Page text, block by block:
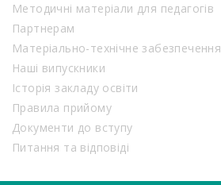
Методичні матеріали для педагогів
Партнерам
Матеріально-технічне забезпечення
Наші випускники
Історія закладу освіти
Правила прийому
Документи до вступу
Питання та відповіді